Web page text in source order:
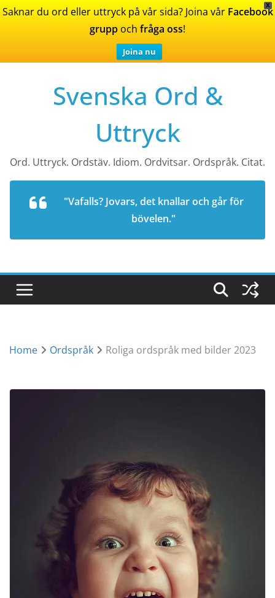
X
Saknar du ord eller uttryck på vår sida? Joina vår Facebook
gruppoch fråga oss!
Joina nu
Svenska Ord &
Uttryck
Ord. Uttryck. Ordstäv. Idiom. Ordvitsar. Ordspråk. Citat.
"Vafalls? Jovars, det knallar och går för
bövelen."
Home Ordspråk Roliga ordspråk med bilder 2023